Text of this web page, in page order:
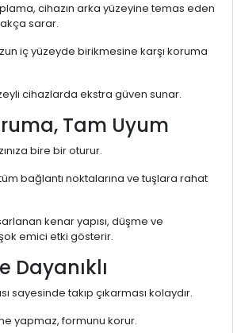
cihazın arka yüzeyine temas eden
sarar.
iç yüzeyde birikmesine karşı koruma
cihazlarda ekstra güven sunar.
Tam Uyum
bire bir oturur.
tüm bağlantı noktalarına ve tuşlara rahat
kenar yapısı, düşme ve
emici etki gösterir.
Dayanıklı
sayesinde takıp çıkarması kolaydır.
yapmaz, formunu korur.